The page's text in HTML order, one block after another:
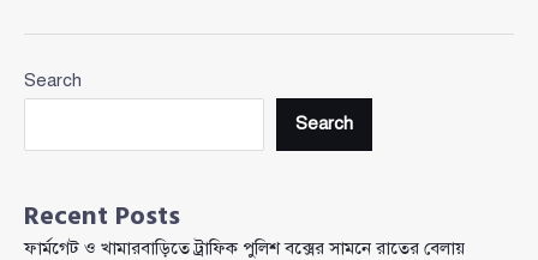
প্রত্যাবর্তনে
Search
Search
Recent Posts
ফার্মগেট ও খামারবাড়িতে ট্রাফিক পুলিশ বক্সের সামনে রাতের বেলায়